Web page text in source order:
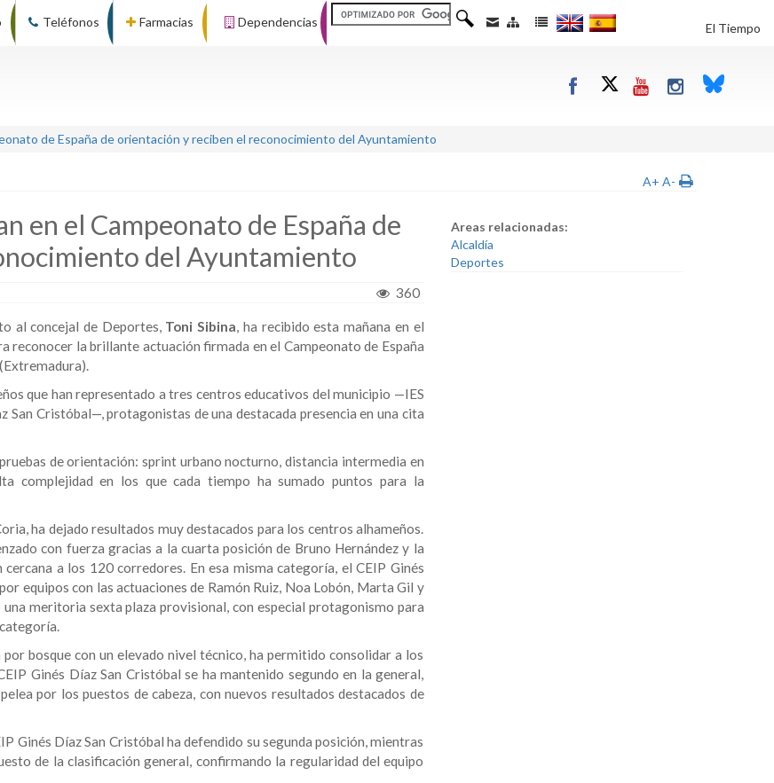
Teléfonos Farmacias Dependencias El Tiempo
de España de orientación y reciben el reconocimiento del Ayuntamiento
A+ A-
en el Campeonato de España de
del Ayuntamiento
360
al concejal de Deportes, Toni Sibina, ha recibido esta mañana en el
la brillante actuación firmada en el Campeonato de España
que han representado a tres centros educativos del municipio —IES
San Cristóbal—, protagonistas de una destacada presencia en una cita
de orientación: sprint urbano nocturno, distancia intermedia en
complejidad en los que cada tiempo ha sumado puntos para la
ha dejado resultados muy destacados para los centros alhameños.
con fuerza gracias a la cuarta posición de Bruno Hernández y la
a los 120 corredores. En esa misma categoría, el CEIP Ginés
equipos con las actuaciones de Ramón Ruiz, Noa Lobón, Marta Gil y
meritoria sexta plaza provisional, con especial protagonismo para
bosque con un elevado nivel técnico, ha permitido consolidar a los
Ginés Díaz San Cristóbal se ha mantenido segundo en la general,
por los puestos de cabeza, con nuevos resultados destacados de
Ginés Díaz San Cristóbal ha defendido su segunda posición, mientras
de la clasificación general, confirmando la regularidad del equipo
Areas relacionadas:
Alcaldía
Deportes